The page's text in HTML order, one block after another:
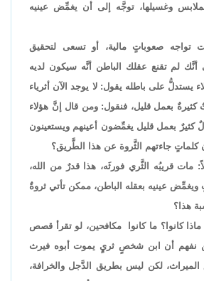
وغسيلها، توجَّه إلى أن يغمِّض عينيه
تواجه صعوباتٍ مالية، أو تسعى لتحقيق
أنَّك لم تقنع عقلك الباطن أنَّه سيكون لديه
يستدلُّ على باطله يقول: لا يوجد الآن أثرياء
كثيرةٌ بعمل قليل، فنقول: ومن قال إنَّ هؤلاء
مالٌ كثيرٌ بعمل قليل يغمِّضون أعينهم ويستعينون
كلماتٍ جاءتهم الثَّروة عن هذا الطَّريق؟
مات قريبُه الثَّري فورثَه، هذا قدرٌ من الله،
عينيه بعقله الباطن، ممكن تأتي ثروةٌ
هذا؟
ماذا كانوا؟ ما كانوا مكافحين، لو تقرأ قصص
نحن نفهم أن ابن شخصٍ ثريٍ يموت أبوه فيرث
الميراث، لكن ليس بطريق الدَّجل والخرافة،